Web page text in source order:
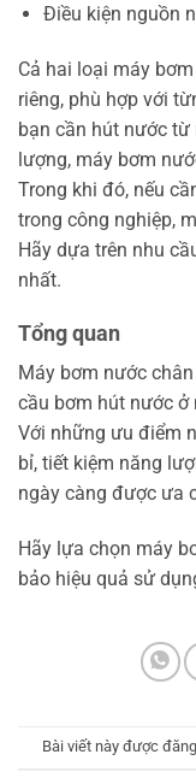
Điều kiện nguồn
Cả hai loại máy
riêng, phù hợp với
bạn cần hút nước từ
lượng, máy bơm
Trong khi đó, nếu
trong công nghiệp,
Hãy dựa trên nhu
nhất.
Tổng quan
Máy bơm nước
cầu bơm hút nước ở
Với những ưu điểm
bỉ, tiết kiệm năng
ngày càng được ưa
Hãy lựa chọn máy
bảo hiệu quả sử
Bài viết này được